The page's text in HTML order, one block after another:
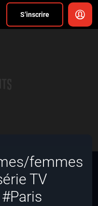
S’inscrire
femmes
TV